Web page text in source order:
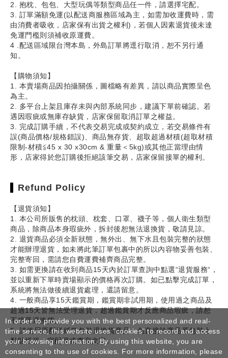
2. 抱枕、包包、大型玩偶等類型商品任一件，請選擇宅配。
3. 訂單滿額免運(以配送商服務區域為主，如需加收運費時，需
由消費者吸收，店家保有出貨之權利)，若個人因素退貨後未達
免運門檻則須補收原運費。
4 .配送區域限台灣本島，外島訂單將逕行取消，恕不另行通
知。
【購物須知】
1. 本賣場商品因拍攝關係，圖檔略有差異，請以商品實際呈色
為主。
2. 多平台上架且庫存未與內部系統同步，建議下單前確認。若
遇因瑕疵或無庫存缺貨，店家保留取消訂單之權益。
3. 完成訂購手續，不代表交易完成或契約成立，若交易條件有
誤(商品價格/規格錯誤)、商品無存貨、超取超過材積(超取材積
限制-材積≦45 x 30 x30cm & 重量＜5kg)或其他正當理由情
形，店家得於您訂購後拒絕該筆交易，店家保留接單的權利。
Refund Policy
【退貨須知】
1. 本公司所販售的枕頭、枕套、口罩、襪子等，個人衛生類型
商品，除商品本身瑕疵外，拆封後恕無法退換貨，敬請見諒。
2. 退貨商品必須全新狀態，無外出、無下水且包裝完整的狀態
才能辦理退貨，如未將此筆訂單包裹中的所以內容物妥善包裝、
完整寄回，需請您自費運費補齊商品完整。
3. 如需更換請在收到商品15天內於訂單查詢中點選“退貨服務“，
並以重新下單時賣場顯示的價格再次訂購。如已點擊完成訂單，
系統將無法做後續退貨處理，還請留意。
4. 一般商品享15天鑑賞期，鑑賞期非試用期，使用過之商品及
超過15天皆無法受理退貨，超過鑑賞期才反應商品瑕疵，請恕
不接受退換貨。
5. 請使用原配送紙箱包裝退換貨商品，勿直接於商品原包裝上
黏貼紙張、宅配單或書寫文字。
In order to provide you with the best personalized and real-
time service, this website uses "cookies" to record and access
your browsing information. By using this website, you are
consenting to the use of cookies. For more information, please